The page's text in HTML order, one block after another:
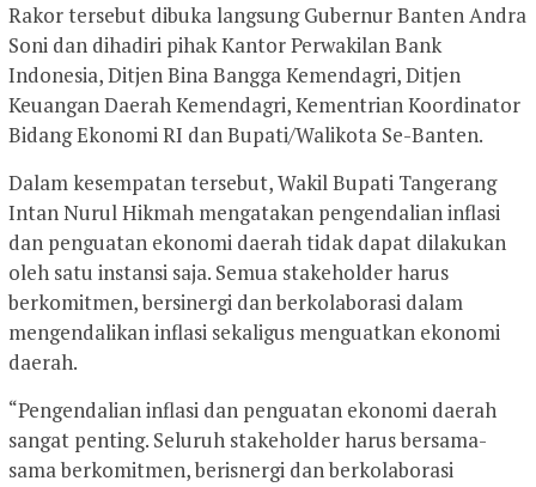
Rakor tersebut dibuka langsung Gubernur Banten Andra
Soni dan dihadiri pihak Kantor Perwakilan Bank
Indonesia, Ditjen Bina Bangga Kemendagri, Ditjen
Keuangan Daerah Kemendagri, Kementrian Koordinator
Bidang Ekonomi RI dan Bupati/Walikota Se-Banten.
Dalam kesempatan tersebut, Wakil Bupati Tangerang
Intan Nurul Hikmah mengatakan pengendalian inflasi
dan penguatan ekonomi daerah tidak dapat dilakukan
oleh satu instansi saja. Semua stakeholder harus
berkomitmen, bersinergi dan berkolaborasi dalam
mengendalikan inflasi sekaligus menguatkan ekonomi
daerah.
“Pengendalian inflasi dan penguatan ekonomi daerah
sangat penting. Seluruh stakeholder harus bersama-
sama berkomitmen, berisnergi dan berkolaborasi